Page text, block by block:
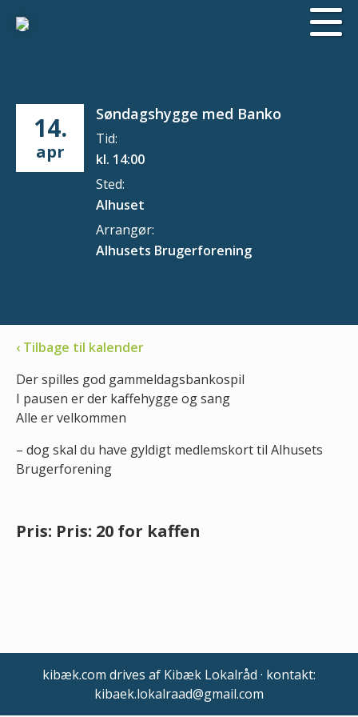
14.
apr
Søndagshygge med Banko
Tid:
kl. 14:00
Sted:
Alhuset
Arrangør:
Alhusets Brugerforening
‹ Tilbage til kalender
Der spilles god gammeldagsbankospil
I pausen er der kaffehygge og sang
Alle er velkommen
– dog skal du have gyldigt medlemskort til Alhusets
Brugerforening
Pris: Pris: 20 for kaffen
kibæk.com drives af Kibæk Lokalråd · kontakt:
kibaek.lokalraad@gmail.com